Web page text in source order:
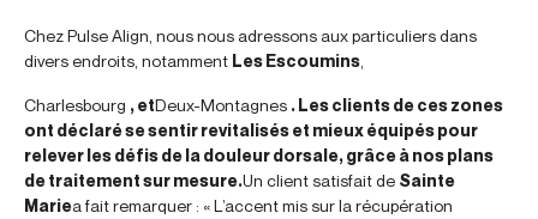
Chez Pulse Align, nous nous adressons aux particuliers dans
divers endroits, notamment Les Escoumins
Charlesbourg , etDeux-Montagnes . Les clients de ces zones
ont déclaré se sentir revitalisés et mieux équipés pour
relever les défis de la douleur dorsale, grâce à nos plans
de traitement sur mesure.Un client satisfait de Sainte
Mariea fait remarquer : « L’accent mis sur la récupération